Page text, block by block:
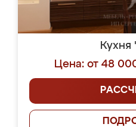
Кухня
Цена: от 48